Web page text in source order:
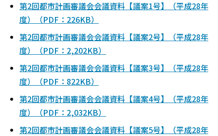
第2回都市計画審議会会議資料【議案1号】（平成28年
度）（PDF：226KB）
第2回都市計画審議会会議資料【議案2号】（平成28年
度）（PDF：2,202KB）
第2回都市計画審議会会議資料【議案3号】（平成28年
度）（PDF：822KB）
第2回都市計画審議会会議資料【議案4号】（平成28年
度）（PDF：2,032KB）
第2回都市計画審議会会議資料【議案5号】（平成28年